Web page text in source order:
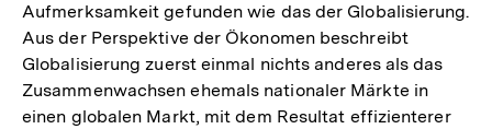
Aufmerksamkeit gefunden wie das der Globalisierung.
Aus der Perspektive der Ökonomen beschreibt
Globalisierung zuerst einmal nichts anderes als das
Zusammenwachsen ehemals nationaler Märkte in
einen globalen Markt, mit dem Resultat effizienterer